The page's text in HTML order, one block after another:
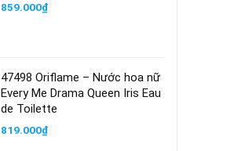
859.000₫
47498 Oriflame – Nước hoa nữ
Every Me Drama Queen Iris Eau
de Toilette
819.000₫